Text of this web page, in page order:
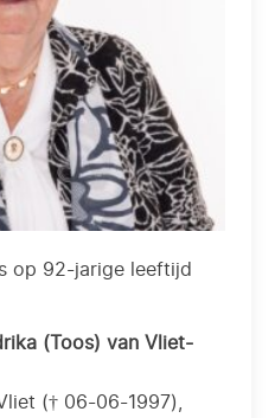
op 92-jarige leeftijd
(Toos) van Vliet-
(† 06-06-1997),